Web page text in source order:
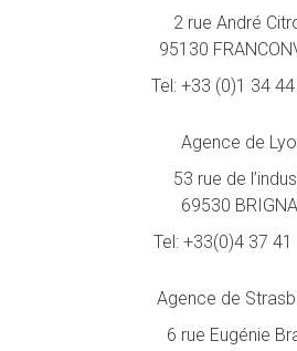
2 rue André
95130
Tel: +33 (0)1 34
Agence de
53 rue de
69530
Tel: +33(0)4 37 41
Agence de
6 rue Eugénie